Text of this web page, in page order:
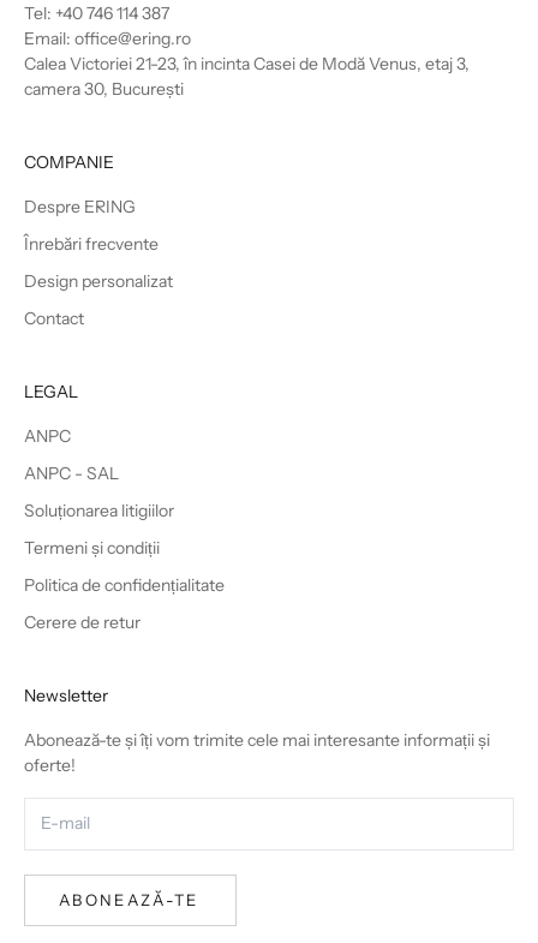
Tel: +40 746 114 387
Email: office@ering.ro
Calea Victoriei 21-23, în incinta Casei de Modă Venus, etaj 3,
camera 30, București
COMPANIE
Despre ERING
Înrebări frecvente
Design personalizat
Contact
LEGAL
ANPC
ANPC - SAL
Soluționarea litigiilor
Termeni și condiții
Politica de confidențialitate
Cerere de retur
Newsletter
Abonează-te și îți vom trimite cele mai interesante informații și
oferte!
ABONEAZĂ-TE